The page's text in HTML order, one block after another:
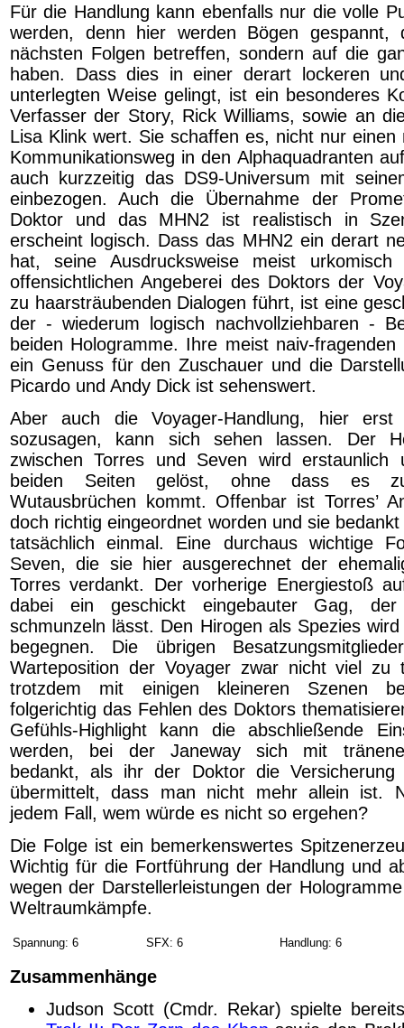
Für die Handlung kann ebenfalls nur die volle
werden, denn hier werden Bögen
nächsten Folgen betreffen, sondern auf die
haben. Dass dies in einer derart lockeren
unterlegten Weise gelingt, ist ein besonderes
Verfasser der Story, Rick Williams, sowie an
Lisa Klink wert. Sie schaffen es, nicht nur einen
Kommunikationsweg in den Alphaquadranten
auch kurzzeitig das DS9-Universum mit
einbezogen. Auch die Übernahme der
Doktor und das MHN2 ist realistisch in
erscheint logisch. Dass das MHN2 ein derart
hat, seine Ausdrucksweise meist
offensichtlichen Angeberei des Doktors der
zu haarsträubenden Dialogen führt, ist eine
der - wiederum logisch nachvollziehbaren -
beiden Hologramme. Ihre meist naiv-fragenden
ein Genuss für den Zuschauer und die
Picardo und Andy Dick ist sehenswert.
Aber auch die Voyager-Handlung, hier
sozusagen, kann sich sehen lassen. Der
zwischen Torres und Seven wird erstaunlich
beiden Seiten gelöst, ohne dass es zu
Wutausbrüchen kommt. Offenbar ist Torres’
doch richtig eingeordnet worden und sie
tatsächlich einmal. Eine durchaus wichtige
Seven, die sie hier ausgerechnet der
Torres verdankt. Der vorherige Energiestoß
dabei ein geschickt eingebauter Gag,
schmunzeln lässt. Den Hirogen als Spezies
begegnen. Die übrigen
Warteposition der Voyager zwar nicht viel zu
trotzdem mit einigen kleineren Szenen
folgerichtig das Fehlen des Doktors
Gefühls-Highlight kann die abschließende
werden, bei der Janeway sich mit
bedankt, als ihr der Doktor die Versicherung
übermittelt, dass man nicht mehr allein ist.
jedem Fall, wem würde es nicht so ergehen?
Die Folge ist ein bemerkenswertes
Wichtig für die Fortführung der Handlung und
wegen der Darstellerleistungen der
Weltraumkämpfe.
Spannung: 6 SFX: 6 Handlung: 6
Zusammenhänge
Judson Scott (Cmdr. Rekar) spielte